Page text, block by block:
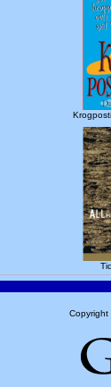
Copyright